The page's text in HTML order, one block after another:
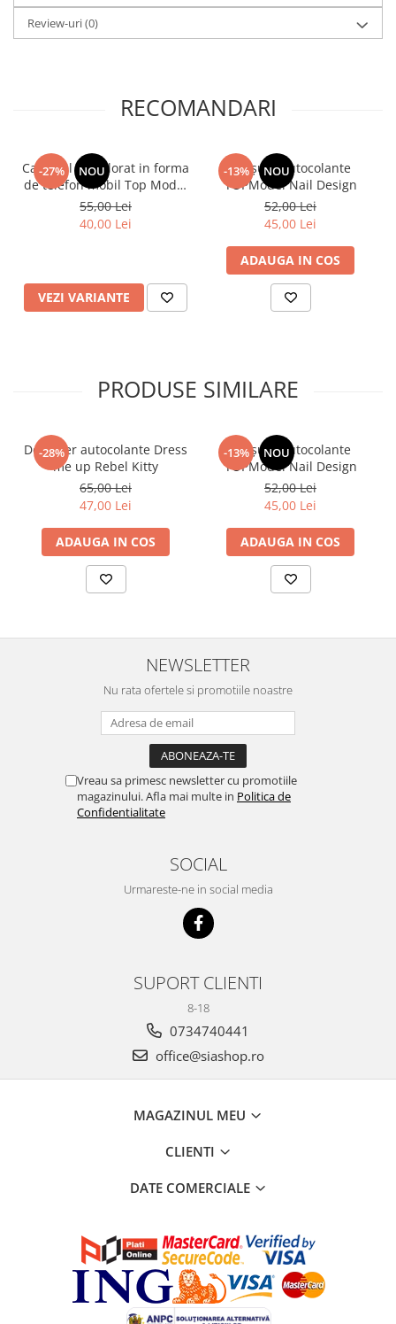
Review-uri(0)
RECOMANDARI
-27% NOU
Carnetel de colorat in forma
de telefon mobil Top Model
cu muzica 13.8x7 cm
Depesche 12903
55,00 Lei
40,00 Lei
VEZI VARIANTE
-13% NOU
Broșură autocolante
TOPModel Nail Design
52,00 Lei
45,00 Lei
ADAUGA IN COS
PRODUSE SIMILARE
-28%
Designer autocolante Dress
me up Rebel Kitty
65,00 Lei
47,00 Lei
ADAUGA IN COS
-13% NOU
Broșură autocolante
TOPModel Nail Design
52,00 Lei
45,00 Lei
ADAUGA IN COS
NEWSLETTER
Nu rata ofertele si promotiile noastre
Vreau sa primesc newsletter cu promotiile
magazinului. Afla mai multe in Politica de
Confidentialitate
SOCIAL
Urmareste-ne in social media
SUPORT CLIENTI
8-18
0734740441
office@siashop.ro
MAGAZINUL MEU
CLIENTI
DATE COMERCIALE